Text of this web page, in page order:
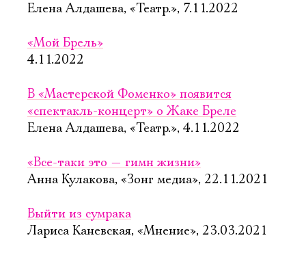
Елена Алдашева, «Театр.», 7.11.2022
«Мой Брель»
4.11.2022
В «Мастерской Фоменко» появится
«спектакль-концерт» о Жаке Бреле
Елена Алдашева, «Театр.», 4.11.2022
«Все-таки это — гимн жизни»
Анна Кулакова, «Зонг медиа», 22.11.2021
Выйти из сумрака
Лариса Каневская, «Мнение», 23.03.2021